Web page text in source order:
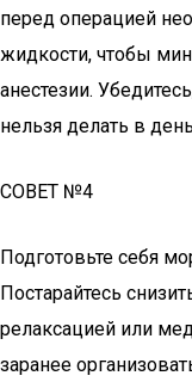
перед операцией
жидкости, чтобы
анестезии.
нельзя делать в
СОВЕТ №4
Подготовьте себя
Постарайтесь
релаксацией или
заранее